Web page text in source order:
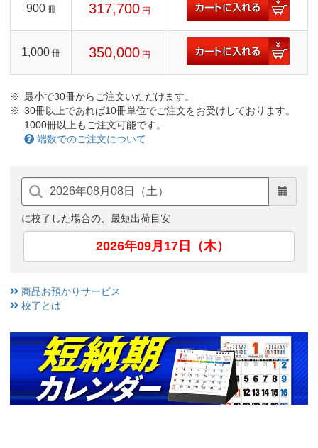
900 冊 317,700 円
1,000 冊 350,000 円
最小で30冊からご注文いただけます。
30冊以上であれば10冊単位でご注文をお受けしております。
1000冊以上もご注文可能です。
端数でのご注文について
に校了した場合の、最短出荷目安
2026年09月17日（木）
商品お預かりサービス
校了とは